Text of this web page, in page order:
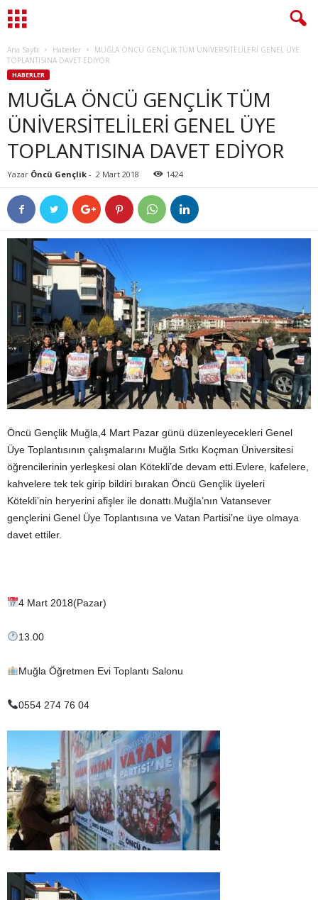
Ana Sayfa Haberler
MUĞLA ÖNCÜ GENÇLİK TÜM ÜNİVERSİTELİLERİ GENEL ÜYE
TOPLANTISINA DAVET EDİYOR
HABERLER
MUĞLA ÖNCÜ GENÇLİK TÜM
ÜNİVERSİTELİLERİ GENEL ÜYE
TOPLANTISINA DAVET EDİYOR
Yazar Öncü Gençlik - 2 Mart 2018 1424
Öncü Gençlik Muğla,4 Mart Pazar günü düzenleyecekleri Genel
Üye Toplantısının çalışmalarını Muğla Sıtkı Koçman Üniversitesi
öğrencilerinin yerleşkesi olan Kötekli’de devam etti.Evlere, kafelere,
kahvelere tek tek girip bildiri bırakan Öncü Gençlik üyeleri
Kötekli’nin heryerini afişler ile donattı.Muğla’nın Vatansever
gençlerini Genel Üye Toplantısına ve Vatan Partisi’ne üye olmaya
davet ettiler.
4 Mart 2018(Pazar)
13.00
Muğla Öğretmen Evi Toplantı Salonu
0554 274 76 04